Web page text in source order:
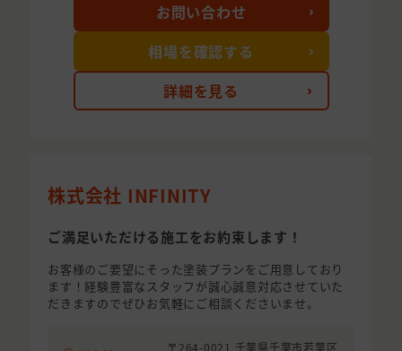
詳細を見る
お問い合わせ
相場を確認する
株式会社 INFINITY
ご満足いただける施工をお約束します！
お客様のご要望にそった塗装プランをご用意しており
ます！経験豊富なスタッフが誠心誠意対応させていた
だきますのでぜひお気軽にご相談くださいませ。
〒264-0021 千葉県千葉市若葉区